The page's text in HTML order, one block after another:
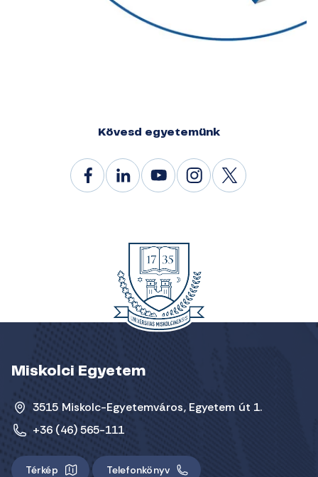
Kövesd egyetemünk
Miskolci Egyetem
3515 Miskolc-Egyetemváros, Egyetem út 1.
+36 (46) 565-111
Térkép Telefonkönyv